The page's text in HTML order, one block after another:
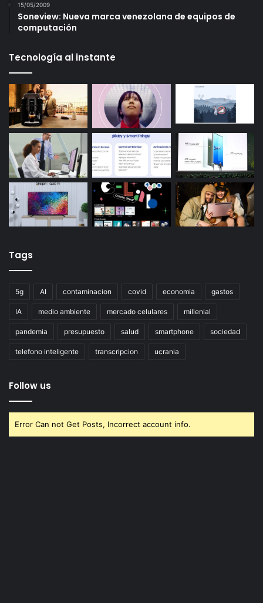
15/05/2009
Soneview: Nueva marca venezolana de equipos de
computación
Tecnología al instante
Tags
5g AI contaminacion covid economia gastos
IA medio ambiente mercado celulares millenial
pandemia presupuesto salud smartphone sociedad
telefono inteligente transcripcion ucrania
Follow us
Error Can not Get Posts, Incorrect account info.